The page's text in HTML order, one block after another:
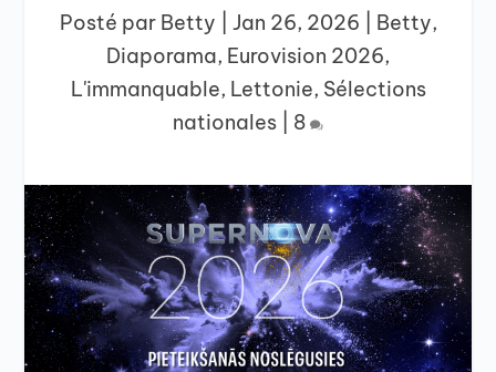
Posté par Betty Jan 26, 2026 Betty,
Diaporama, Eurovision 2026,
L'immanquable, Lettonie, Sélections
nationales
8